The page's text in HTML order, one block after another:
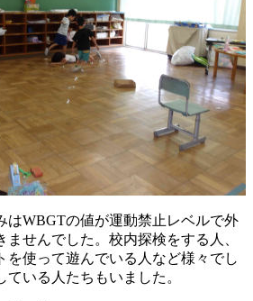
はWBGTの値が運動禁止レベルで外
ませんでした。校内探検をする人、
を使って遊んでいる人など様々でし
ている人たちもいました。